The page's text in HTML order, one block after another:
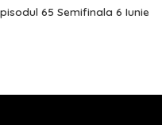
65 Semifinala 6 Iunie